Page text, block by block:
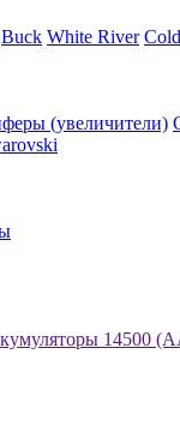
Buck White River
(увеличители)
14500